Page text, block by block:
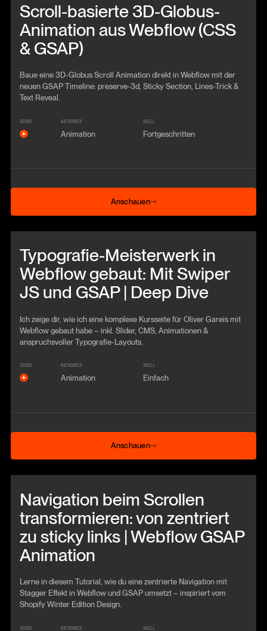
Scroll-basierte 3D-Globus-
Animation aus Webflow (CSS
& GSAP)
Baue eine 3D-Globus Scroll Animation direkt in Webflow mit der
neuen GSAP Timeline: preserve-3d, Sticky Section, Lines-Trick &
Text Reveal.
VIDEO KATEGORIE
Animation
SKILL
Fortgeschritten
Anschauen
Anschauen
Typografie-Meisterwerk in
Webflow gebaut: Mit Swiper
JS und GSAP | Deep Dive
Ich zeige dir, wie ich eine komplexe Kursseite für Oliver Gareis mit
Webflow gebaut habe – inkl. Slider, CMS, Animationen &
anspruchsvoller Typografie-Layouts.
VIDEO KATEGORIE
Animation
SKILL
Einfach
Anschauen
Anschauen
Navigation beim Scrollen
transformieren: von zentriert
zu sticky links | Webflow GSAP
Animation
Lerne in diesem Tutorial, wie du eine zentrierte Navigation mit
Stagger Effekt in Webflow und GSAP umsetzt – inspiriert vom
Shopify Winter Edition Design.
VIDEO KATEGORIE SKILL